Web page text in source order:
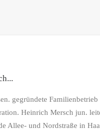
gegründete Familienbetrieb
Heinrich Mersch jun.
Allee- und Nordstraße in